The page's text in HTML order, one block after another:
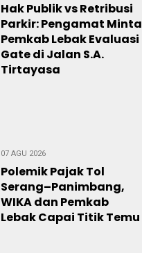
Hak Publik vs Retribusi
Parkir: Pengamat Minta
Pemkab Lebak Evaluasi
Gate di Jalan S.A.
Tirtayasa
07 AGU 2026
Polemik Pajak Tol
Serang–Panimbang,
WIKA dan Pemkab
Lebak Capai Titik Temu